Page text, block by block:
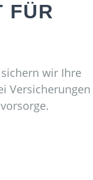
FÜR
wir Ihre
Versicherungen